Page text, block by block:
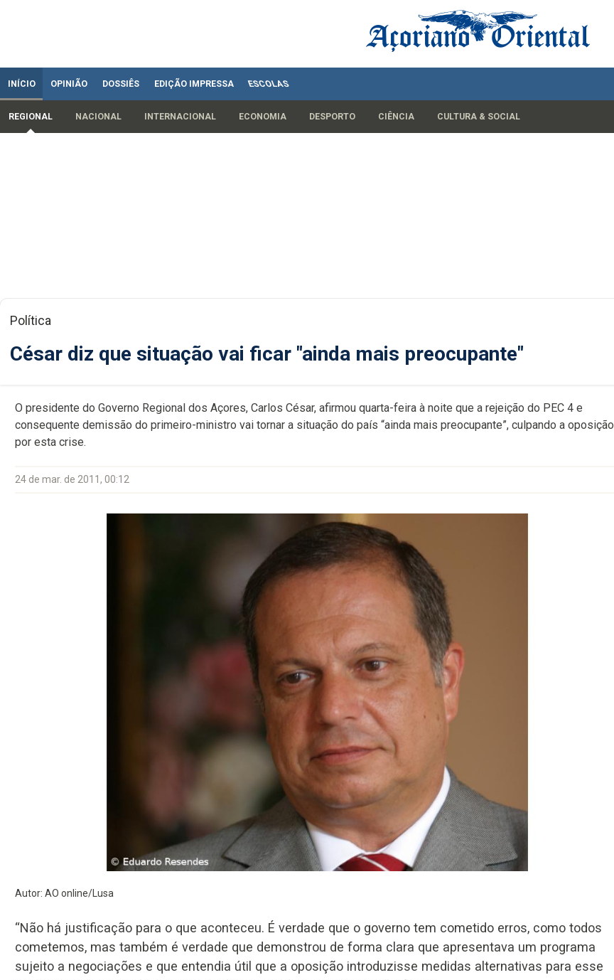
INÍCIO OPINIÃO DOSSIÊS EDIÇÃO IMPRESSA ESCOLAS
REGIONAL NACIONAL INTERNACIONAL ECONOMIA DESPORTO CIÊNCIA CULTURA & SOCIAL
Política
César diz que situação vai ficar "ainda mais preocupante"
O presidente do Governo Regional dos Açores, Carlos César, afirmou quarta-feira à noite que a rejeição do PEC 4 e
consequente demissão do primeiro-ministro vai tornar a situação do país “ainda mais preocupante”, culpando a oposição
por esta crise.
24 de mar. de 2011, 00:12
Autor: AO online/Lusa
“Não há justificação para o que aconteceu. É verdade que o governo tem cometido erros, como todos
cometemos, mas também é verdade que demonstrou de forma clara que apresentava um programa
sujeito a negociações e que entendia útil que a oposição introduzisse medidas alternativas para esse